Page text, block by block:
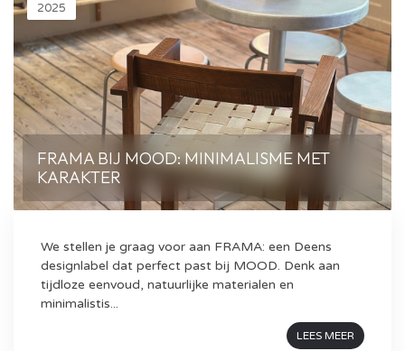
2025
FRAMA BIJ MOOD: MINIMALISME MET
KARAKTER
We stellen je graag voor aan FRAMA: een Deens
designlabel dat perfect past bij MOOD. Denk aan
tijdloze eenvoud, natuurlijke materialen en
minimalistis...
LEES MEER